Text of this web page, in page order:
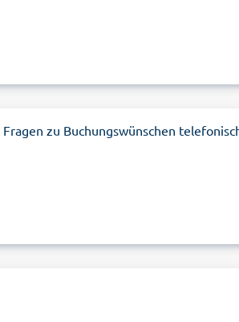
zu Buchungswünschen